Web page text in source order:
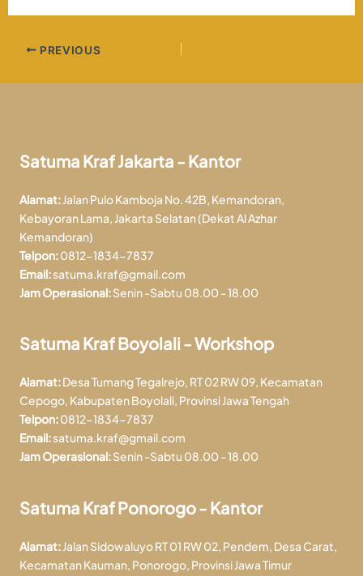
PREVIOUS
Satuma Kraf Jakarta - Kantor
Alamat:Jalan Pulo Kamboja No. 42B, Kemandoran,
Kebayoran Lama, Jakarta Selatan (Dekat Al Azhar
Kemandoran)
Telpon:0812-1834-7837
Email:satuma.kraf@gmail.com
Jam Operasional:Senin -Sabtu 08.00 - 18.00
Satuma Kraf Boyolali - Workshop
Alamat:Desa Tumang Tegalrejo, RT 02 RW 09, Kecamatan
Cepogo, Kabupaten Boyolali, Provinsi Jawa Tengah
Telpon:0812-1834-7837
Email:satuma.kraf@gmail.com
Jam Operasional:Senin -Sabtu 08.00 - 18.00
Satuma Kraf Ponorogo - Kantor
Alamat:Jalan Sidowaluyo RT 01 RW 02, Pendem, Desa Carat,
Kecamatan Kauman, Ponorogo, Provinsi Jawa Timur